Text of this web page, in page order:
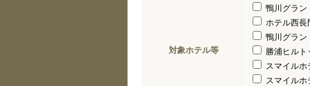
対象ホテル等
鴨川グラン
ホテル西長
鴨川グラン
勝浦ヒルト
スマイルホ
スマイルホ